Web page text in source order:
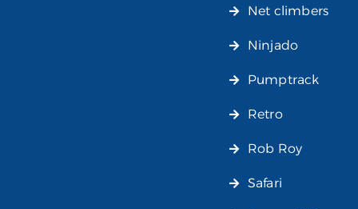
Net climbers
Ninjado
Pumptrack
Retro
Rob Roy
Safari